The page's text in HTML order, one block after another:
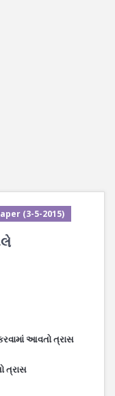
(3-5-2015)
આવતો ત્રાસ
ત્રાસ